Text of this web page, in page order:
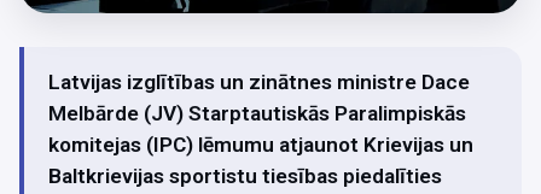
Latvijas izglītības un zinātnes ministre Dace
Melbārde (JV) Starptautiskās Paralimpiskās
komitejas (IPC) lēmumu atjaunot Krievijas un
Baltkrievijas sportistu tiesības piedalīties